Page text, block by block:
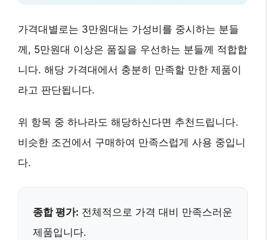
가격대별로는 3만원대는 가성비를 중시하는 분들
께, 5만원대 이상은 품질을 우선하는 분들께 적합합
니다. 해당 가격대에서 충분히 만족할 만한 제품이
라고 판단됩니다.
위 항목 중 하나라도 해당하신다면 추천드립니다.
비슷한 조건에서 구매하여 만족스럽게 사용 중입니
다.
종합 평가: 전체적으로 가격 대비 만족스러운
제품입니다.